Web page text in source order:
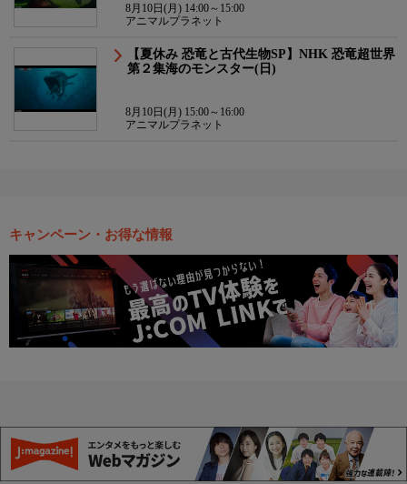
8月10日(月) 14:00～15:00
アニマルプラネット
【夏休み 恐竜と古代生物SP】NHK 恐竜超世界
第２集海のモンスター(日)
8月10日(月) 15:00～16:00
アニマルプラネット
キャンペーン・お得な情報